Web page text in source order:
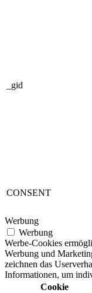
_gid
CONSENT
Werbung
Werbung
Werbe-Cookies
Werbung und
zeichnen das
Informationen, um
Cookie